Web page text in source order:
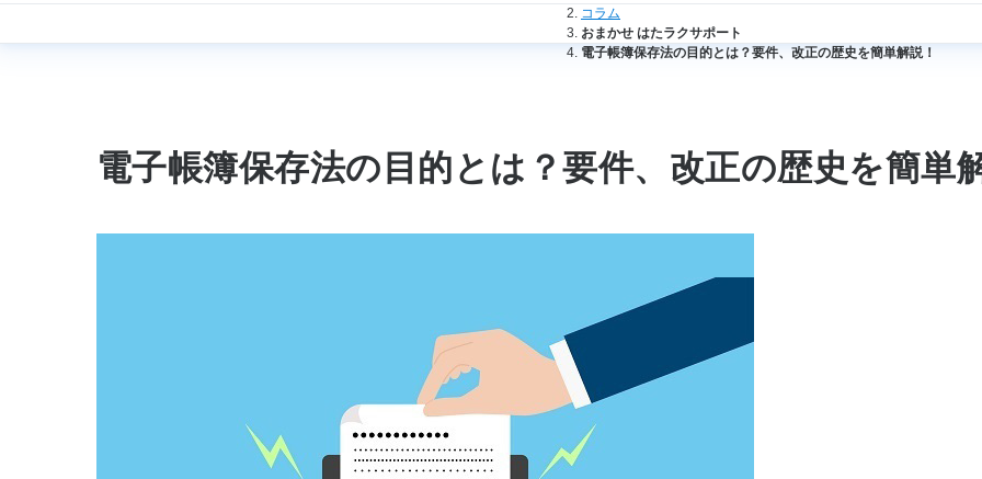
コラム
おまかせ はたラクサポート
電子帳簿保存法の目的とは？要件、改正の歴史を簡単解説！
電子帳簿保存法の目的とは？要件、改正の歴史を簡単